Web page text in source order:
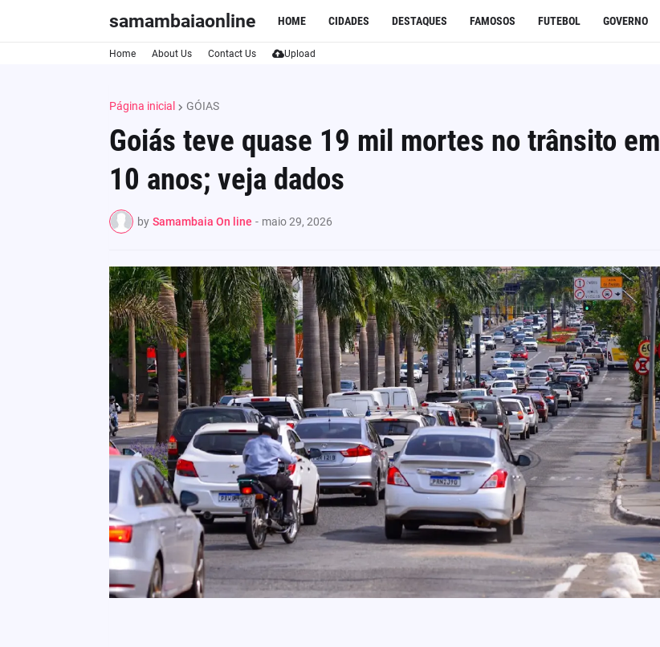
samambaiaonline HOME CIDADES DESTAQUES FAMOSOS FUTEBOL GOVERNO
Home About Us Contact Us Upload
Página inicial GÓIAS
Goiás teve quase 19 mil mortes no trânsito em
10 anos; veja dados
by Samambaia On line - maio 29, 2026